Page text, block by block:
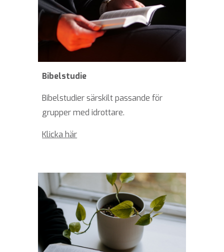
Bibelstudie
Bibelstudier särskilt passande för
grupper med idrottare.
Klicka här